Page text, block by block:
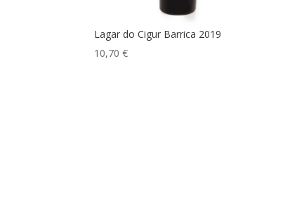
Lagar do Cigur Barrica 2019
10,70€